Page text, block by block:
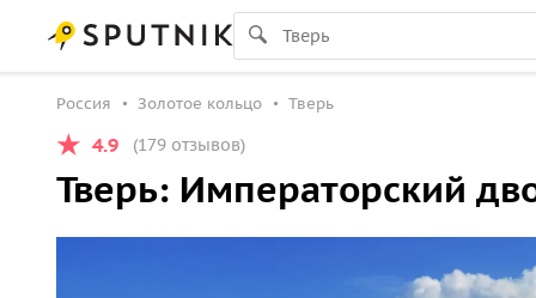
Россия Золотое кольцо Тверь
4.9 (179 отзывов)
Тверь: Императорский